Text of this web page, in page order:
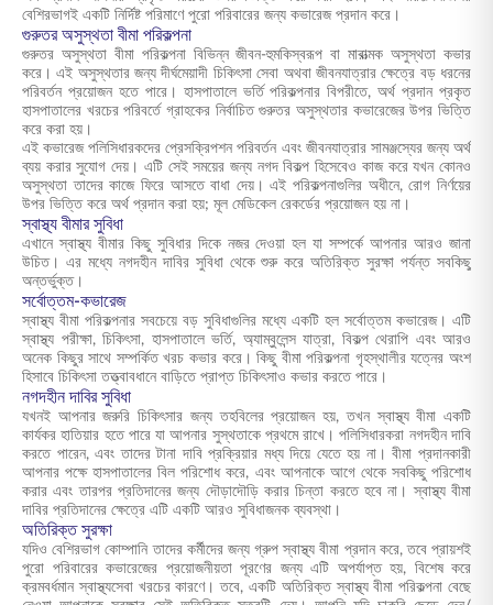
বেশিরভাগই একটি নির্দিষ্ট পরিমাণে পুরো পরিবারের জন্য কভারেজ প্রদান করে।
গুরুতর অসুস্থতা বীমা পরিকল্পনা
গুরুতর অসুস্থতা বীমা পরিকল্পনা বিভিন্ন জীবন-হুমকিস্বরূপ বা মারাত্মক অসুস্থতা কভার
করে। এই অসুস্থতার জন্য দীর্ঘমেয়াদী চিকিৎসা সেবা অথবা জীবনযাত্রার ক্ষেত্রে বড় ধরনের
পরিবর্তন প্রয়োজন হতে পারে। হাসপাতালে ভর্তি পরিকল্পনার বিপরীতে, অর্থ প্রদান প্রকৃত
হাসপাতালের খরচের পরিবর্তে গ্রাহকের নির্বাচিত গুরুতর অসুস্থতার কভারেজের উপর ভিত্তি
করে করা হয়।
এই কভারেজ পলিসিধারকদের প্রেসক্রিপশন পরিবর্তন এবং জীবনযাত্রার সামঞ্জস্যের জন্য অর্থ
ব্যয় করার সুযোগ দেয়। এটি সেই সময়ের জন্য নগদ বিকল্প হিসেবেও কাজ করে যখন কোনও
অসুস্থতা তাদের কাজে ফিরে আসতে বাধা দেয়। এই পরিকল্পনাগুলির অধীনে, রোগ নির্ণয়ের
উপর ভিত্তি করে অর্থ প্রদান করা হয়; মূল মেডিকেল রেকর্ডের প্রয়োজন হয় না।
স্বাস্থ্য বীমার সুবিধা
এখানে স্বাস্থ্য বীমার কিছু সুবিধার দিকে নজর দেওয়া হল যা সম্পর্কে আপনার আরও জানা
উচিত। এর মধ্যে নগদহীন দাবির সুবিধা থেকে শুরু করে অতিরিক্ত সুরক্ষা পর্যন্ত সবকিছু
অন্তর্ভুক্ত।
সর্বোত্তম-কভারেজ
স্বাস্থ্য বীমা পরিকল্পনার সবচেয়ে বড় সুবিধাগুলির মধ্যে একটি হল সর্বোত্তম কভারেজ। এটি
স্বাস্থ্য পরীক্ষা, চিকিৎসা, হাসপাতালে ভর্তি, অ্যাম্বুলেন্স যাত্রা, বিকল্প থেরাপি এবং আরও
অনেক কিছুর সাথে সম্পর্কিত খরচ কভার করে। কিছু বীমা পরিকল্পনা গৃহস্থালীর যত্নের অংশ
হিসাবে চিকিৎসা তত্ত্বাবধানে বাড়িতে প্রাপ্ত চিকিৎসাও কভার করতে পারে।
নগদহীন দাবির সুবিধা
যখনই আপনার জরুরি চিকিৎসার জন্য তহবিলের প্রয়োজন হয়, তখন স্বাস্থ্য বীমা একটি
কার্যকর হাতিয়ার হতে পারে যা আপনার সুস্থতাকে প্রথমে রাখে। পলিসিধারকরা নগদহীন দাবি
করতে পারেন, এবং তাদের টানা দাবি প্রক্রিয়ার মধ্য দিয়ে যেতে হয় না। বীমা প্রদানকারী
আপনার পক্ষে হাসপাতালের বিল পরিশোধ করে, এবং আপনাকে আগে থেকে সবকিছু পরিশোধ
করার এবং তারপর প্রতিদানের জন্য দৌড়াদৌড়ি করার চিন্তা করতে হবে না। স্বাস্থ্য বীমা
দাবির প্রতিদানের ক্ষেত্রে এটি একটি আরও সুবিধাজনক ব্যবস্থা।
অতিরিক্ত সুরক্ষা
যদিও বেশিরভাগ কোম্পানি তাদের কর্মীদের জন্য গ্রুপ স্বাস্থ্য বীমা প্রদান করে, তবে প্রায়শই
পুরো পরিবারের কভারেজের প্রয়োজনীয়তা পূরণের জন্য এটি অপর্যাপ্ত হয়, বিশেষ করে
ক্রমবর্ধমান স্বাস্থ্যসেবা খরচের কারণে। তবে, একটি অতিরিক্ত স্বাস্থ্য বীমা পরিকল্পনা বেছে